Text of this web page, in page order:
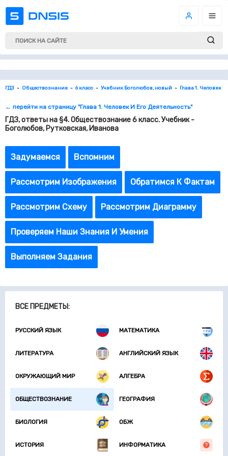
ВСЕ ПРЕДМЕТЫ:
РУССКИЙ ЯЗЫК МАТЕМАТИКА
ЛИТЕРАТУРА АНГЛИЙСКИЙ ЯЗЫК
ОКРУЖАЮЩИЙ МИР АЛГЕБРА
ОБЩЕСТВОЗНАНИЕ ГЕОГРАФИЯ
БИОЛОГИЯ ОБЖ
ИСТОРИЯ ИНФОРМАТИКА
ГДЗ Обществознание 6 класс Учебник Боголюбов, новый Глава 1. Человек
← перейти на страницу "Глава 1. Человек И Его Деятельность"
ГДЗ, ответы на §4. Обществознание 6 класс. Учебник -
Боголюбов, Рутковская, Иванова
Задумаемся Вспомним
Рассмотрим Изображения Обратимся К Фактам
Рассмотрим Схему Рассмотрим Диаграмму
Проверяем Наши Знания И Умения
Выполняем Задания